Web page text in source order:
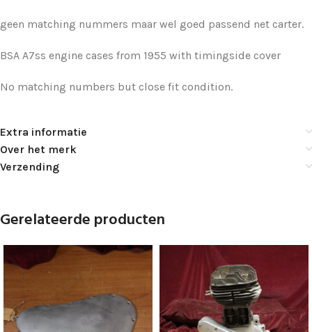
geen matching nummers maar wel goed passend net carter.
BSA A7ss engine cases from 1955 with timingside cover
No matching numbers but close fit condition.
Extra informatie
Over het merk
Verzending
Gerelateerde producten